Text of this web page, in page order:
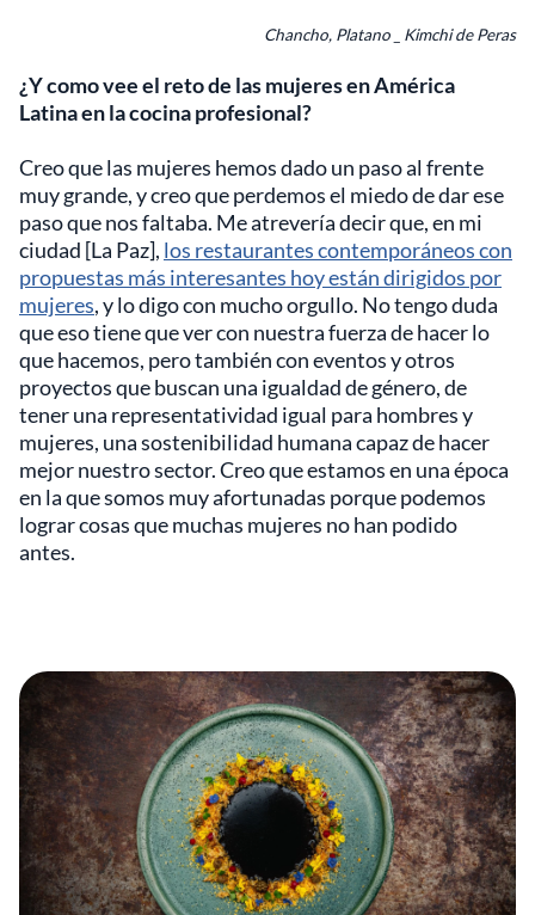
Chancho, Platano _ Kimchi de Peras
¿Y como vee el reto de las mujeres en América
Latina en la cocina profesional?
Creo que las mujeres hemos dado un paso al frente
muy grande, y creo que perdemos el miedo de dar ese
paso que nos faltaba. Me atrevería decir que, en mi
ciudad [La Paz], los restaurantes contemporáneos con
propuestas más interesantes hoy están dirigidos por
mujeres, y lo digo con mucho orgullo. No tengo duda
que eso tiene que ver con nuestra fuerza de hacer lo
que hacemos, pero también con eventos y otros
proyectos que buscan una igualdad de género, de
tener una representatividad igual para hombres y
mujeres, una sostenibilidad humana capaz de hacer
mejor nuestro sector. Creo que estamos en una época
en la que somos muy afortunadas porque podemos
lograr cosas que muchas mujeres no han podido
antes.